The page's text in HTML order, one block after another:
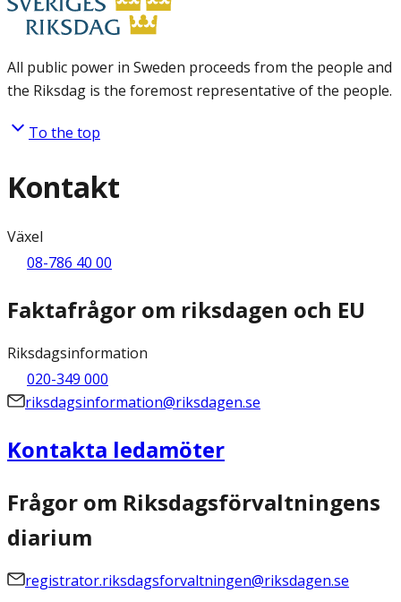
All public power in Sweden proceeds from the people and
the Riksdag is the foremost representative of the people.
To the top
Kontakt
Växel
08-786 40 00
Faktafrågor om riksdagen och EU
Riksdagsinformation
020-349 000
riksdagsinformation@riksdagen.se
Kontakta ledamöter
Frågor om Riksdagsförvaltningens
diarium
registrator.riksdagsforvaltningen@riksdagen.se